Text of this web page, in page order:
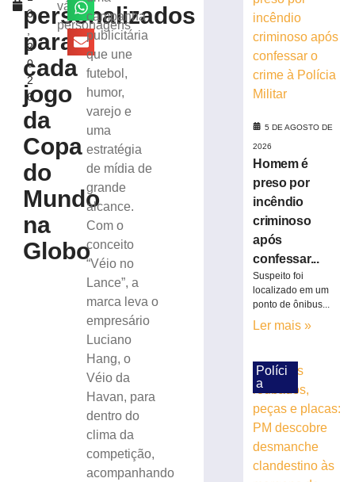
3
,
2
0
2
6
personalizados
para
cada
jogo
da
Copa
do
Mundo
na
Globo
vários
personagens
campanha
publicitária
que une
futebol,
humor,
varejo e
uma
estratégia
de mídia de
grande
alcance.
Com o
conceito
“Véio no
Lance”, a
marca leva o
empresário
Luciano
Hang, o
Véio da
Havan, para
dentro do
clima da
competição,
acompanhando
milhões
obras,
nova
Beira
projeto
Cidade
Inteligente
Defesa
estado
alerta
5 DE AGOSTO DE
2026
Homem é
preso por
incêndio
criminoso
após
confessar...
Suspeito foi
localizado em um
ponto de ônibus...
Ler mais »
Políci
a